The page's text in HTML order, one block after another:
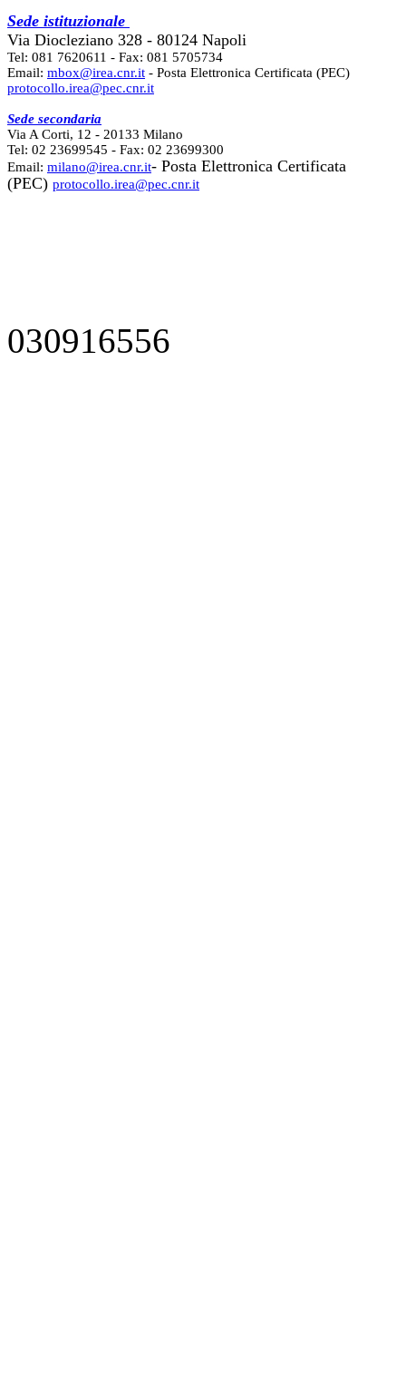
Sede istituzionale
Via Diocleziano 328 - 80124 Napoli
Tel: 081 7620611 - Fax: 081 5705734
Email: mbox@irea.cnr.it - Posta Elettronica Certificata (PEC)
protocollo.irea@pec.cnr.it
Sede secondaria
Via A Corti, 12 - 20133 Milano
Tel: 02 23699545 - Fax: 02 23699300
Email: milano@irea.cnr.it- Posta Elettronica Certificata
(PEC) protocollo.irea@pec.cnr.it
030916556